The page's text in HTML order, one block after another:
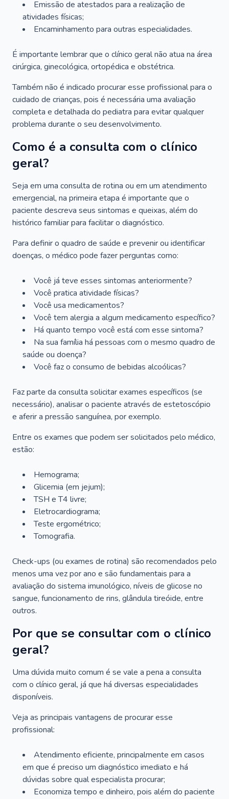
Emissão de atestados para a realização de
atividades físicas;
Encaminhamento para outras especialidades.
É importante lembrar que o clínico geral não atua na área
cirúrgica, ginecológica, ortopédica e obstétrica.
Também não é indicado procurar esse profissional para o
cuidado de crianças, pois é necessária uma avaliação
completa e detalhada do pediatra para evitar qualquer
problema durante o seu desenvolvimento.
Como é a consulta com o clínico
geral?
Seja em uma consulta de rotina ou em um atendimento
emergencial, na primeira etapa é importante que o
paciente descreva seus sintomas e queixas, além do
histórico familiar para facilitar o diagnóstico.
Para definir o quadro de saúde e prevenir ou identificar
doenças, o médico pode fazer perguntas como:
Você já teve esses sintomas anteriormente?
Você pratica atividade físicas?
Você usa medicamentos?
Você tem alergia a algum medicamento específico?
Há quanto tempo você está com esse sintoma?
Na sua família há pessoas com o mesmo quadro de
saúde ou doença?
Você faz o consumo de bebidas alcoólicas?
Faz parte da consulta solicitar exames específicos (se
necessário), analisar o paciente através de estetoscópio
e aferir a pressão sanguínea, por exemplo.
Entre os exames que podem ser solicitados pelo médico,
estão:
Hemograma;
Glicemia (em jejum);
TSH e T4 livre;
Eletrocardiograma;
Teste ergométrico;
Tomografia.
Check-ups (ou exames de rotina) são recomendados pelo
menos uma vez por ano e são fundamentais para a
avaliação do sistema imunológico, níveis de glicose no
sangue, funcionamento de rins, glândula tireóide, entre
outros.
Por que se consultar com o clínico
geral?
Uma dúvida muito comum é se vale a pena a consulta
com o clínico geral, já que há diversas especialidades
disponíveis.
Veja as principais vantagens de procurar esse
profissional:
Atendimento eficiente, principalmente em casos
em que é preciso um diagnóstico imediato e há
dúvidas sobre qual especialista procurar;
Economiza tempo e dinheiro, pois além do paciente